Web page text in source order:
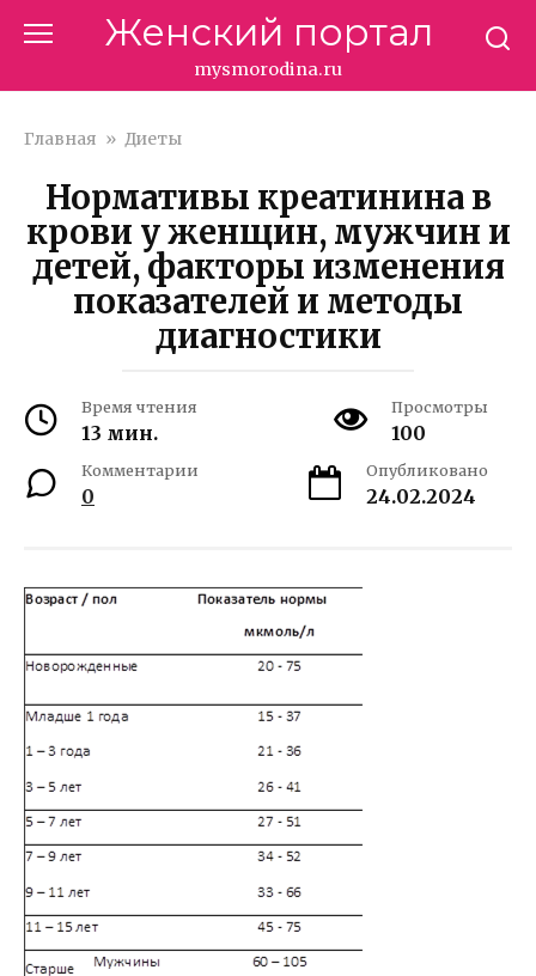
Женский портал
mysmorodina.ru
Главная » Диеты
Нормативы креатинина в
крови у женщин, мужчин и
детей, факторы изменения
показателей и методы
диагностики
Время чтения
13 мин.
Просмотры
100
Комментарии
0
Опубликовано
24.02.2024